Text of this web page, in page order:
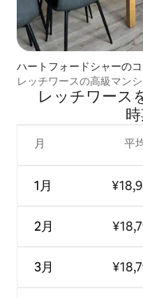
ハートフォードシャーの
レッチワースの高級マン
レッチワース
月
1月
2月
3月
平